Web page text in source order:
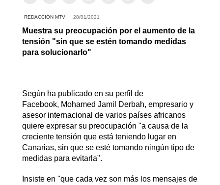
REDACCIÓN MTV 28/01/2021
Muestra su preocupación por el aumento de la
tensión "sin que se estén tomando medidas
para solucionarlo"
Según ha publicado en su perfil de
Facebook, Mohamed Jamil Derbah, empresario y
asesor internacional de varios países africanos
quiere expresar su preocupación "a causa de la
creciente tensión que está teniendo lugar en
Canarias, sin que se esté tomando ningún tipo de
medidas para evitarla".
Insiste en "que cada vez son más los mensajes de